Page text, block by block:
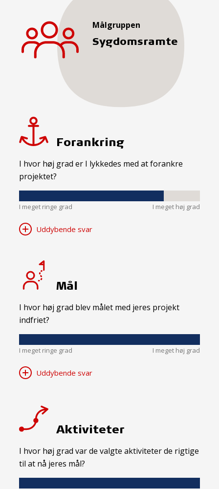
Målgruppen
Sygdomsramte
Forankring
I hvor høj grad er I lykkedes med at forankre
projektet?
I meget ringe grad I meget høj grad
Uddybende svar
Mål
I hvor høj grad blev målet med jeres projekt
indfriet?
I meget ringe grad I meget høj grad
Uddybende svar
Aktiviteter
I hvor høj grad var de valgte aktiviteter de rigtige
til at nå jeres mål?